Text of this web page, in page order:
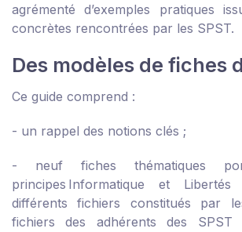
agrémenté d’exemples pratiques
concrètes rencontrées par les SPST.
Des modèles de fiches
Ce guide comprend :
- un rappel des notions clés ;
- neuf fiches thématiques
principes Informatique et
différents fichiers constitués par
fichiers des adhérents des SPST